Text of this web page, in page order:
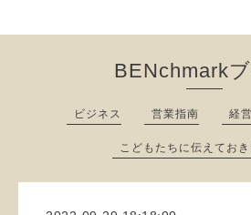
BENchmark
ビジネス 営業指南 経
こどもたちに伝えておき